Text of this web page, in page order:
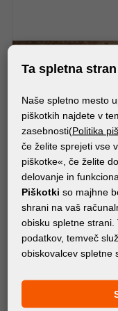
FD BIG LEDUP
Ta spletna
Naše spletno mesto
piškotkih najdete v
zasebnosti(Politika
če želite sprejeti vse
piškotke«, če želite
delovanje in
Piškotki so majhne
shrani na vaš
obisku spletne strani.
podatkov, temveč
obiskovalcev spletne